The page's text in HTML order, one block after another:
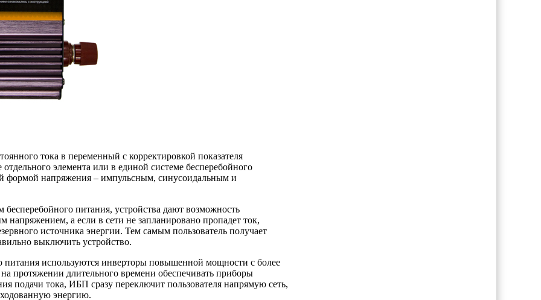
тока в переменный с корректировкой показателя
элемента или в единой системе бесперебойного
формой напряжения – импульсным, синусоидальным и
питания, устройства дают возможность
напряжением, а если в сети не запланировано пропадет ток,
источника энергии. Тем самым пользователь получает
выключить устройство.
питания используются инверторы повышенной мощности с более
протяжении длительного времени обеспечивать приборы
подачи тока, ИБП сразу переключит пользователя напрямую сеть,
энергию.